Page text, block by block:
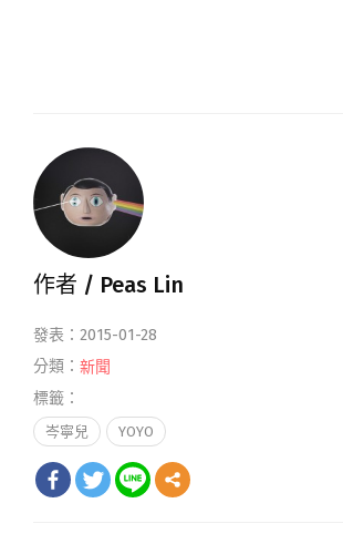
作者 / Peas Lin
發表：2015-01-28
分類： 新聞
標籤：
岑寧兒 YOYO